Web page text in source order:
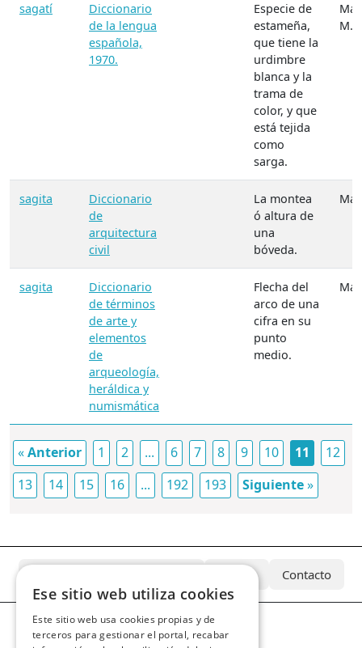
sagatí
Diccionario
de la lengua
española,
1970.
Especie de
estameña,
que tiene la
urdimbre
blanca y la
trama de
color, y que
está tejida
como
sarga.
M.
sagita
Diccionario
de
arquitectura
civil
La montea
ó altura de
una
bóveda.
sagita
Diccionario
de términos
de arte y
elementos
de
arqueología,
heráldica y
numismática
Flecha del
arco de una
cifra en su
punto
medio.
«Anterior 1 2 ... 6 7 8 9 10 11
12
13
14 15 16 ... 192 193 Siguiente»
Equipo Contacto
Ese sitio web utiliza cookies
Este sitio web usa cookies propias y de
terceros para gestionar el portal, recabar